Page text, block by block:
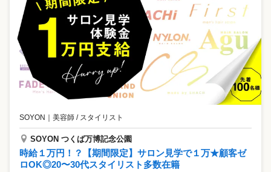
SOYON 美容師 / スタイリスト
SOYON つくば万博記念公園
時給１万円！？【期間限定】サロン見学で１万★顧客ゼ
ロOK◎20〜30代スタイリスト多数在籍